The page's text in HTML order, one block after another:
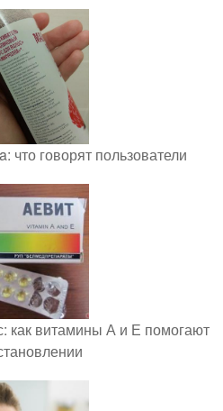
говорят пользователи
как витамины А и Е помогают